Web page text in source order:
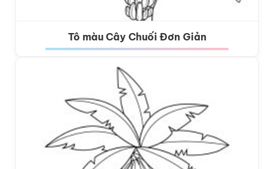
Tô màu Cây Chuối Đơn Giản